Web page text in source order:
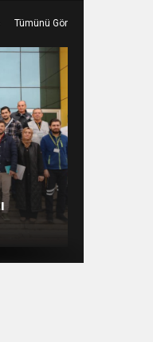
Tümünü Gör
Şahin: “İstikbalimizi
şekillendirecek olan sizlersiniz”